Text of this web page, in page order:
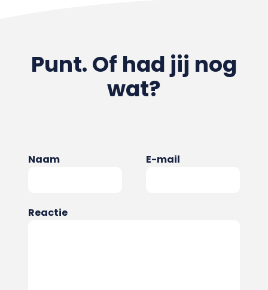
Punt. Of had jij nog
wat?
Naam E-mail
Reactie